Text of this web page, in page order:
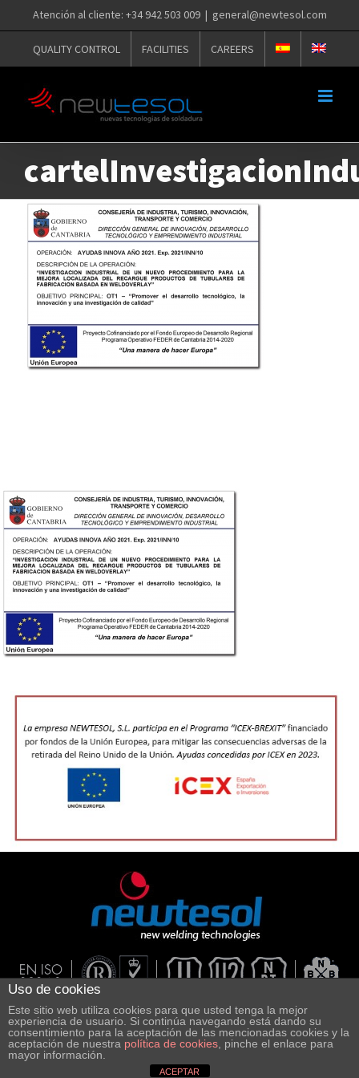
Skip
to
content
Atención al cliente: +34 942 503 009 | general@newtesol.com
QUALITY CONTROL FACILITIES CAREERS
Transparencia RCS
Uso de cookies
Este sitio web utiliza cookies para que usted tenga la mejor
experiencia de usuario. Si continúa navegando está dando su
consentimiento para la aceptación de las mencionadas cookies y la
aceptación de nuestra política de cookies , pinche el enlace para
mayor información.
ACEPTAR